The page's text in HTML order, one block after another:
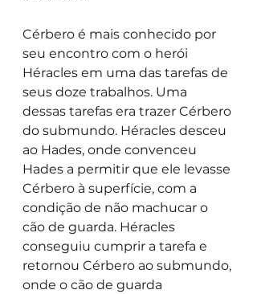
Cérbero é mais conhecido por
seu encontro com o herói
Héracles em uma das tarefas de
seus doze trabalhos. Uma
dessas tarefas era trazer Cérbero
do submundo. Héracles desceu
ao Hades, onde convenceu
Hades a permitir que ele levasse
Cérbero à superfície, com a
condição de não machucar o
cão de guarda. Héracles
conseguiu cumprir a tarefa e
retornou Cérbero ao submundo,
onde o cão de guarda